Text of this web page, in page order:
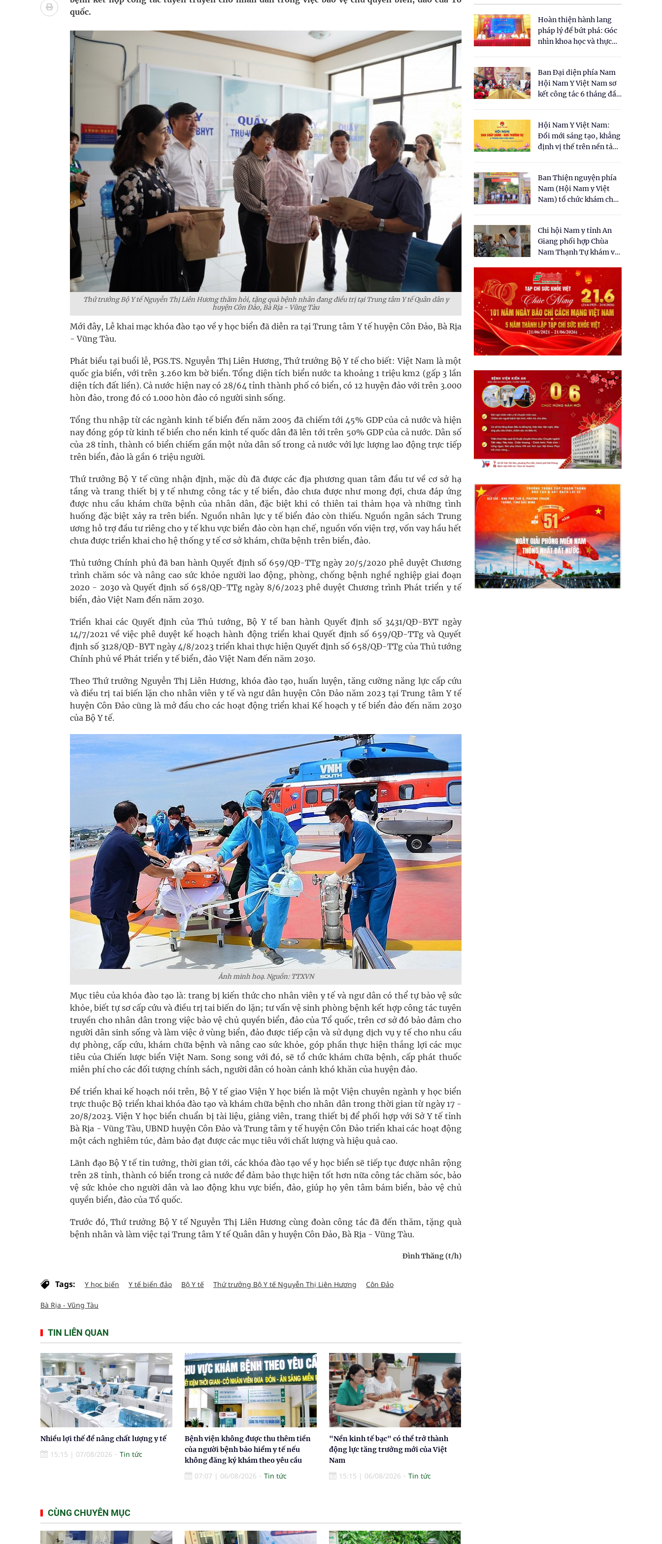
Nhiều lợi thế để nâng chất lượng y tế
Tầm soát sớm ung thư vú giúp cứu sống hàng nghìn phụ nữ mỗi năm
Giải pháp nâng cao thị lực thời hiện đại
quốc.
Thứ trưởng Bộ Y tế Nguyễn Thị Liên Hương thăm hỏi, tặng quà bệnh nhân đang điều trị tại Trung tâm Y tế Quân dân y
huyện Côn Đảo, Bà Rịa - Vũng Tàu
Mới đây, Lễ khai mạc khóa đào tạo về y học biển đã diễn ra tại Trung tâm Y tế huyện Côn Đảo, Bà Rịa
- Vũng Tàu.
Phát biểu tại buổi lễ, PGS.TS. Nguyễn Thị Liên Hương, Thứ trưởng Bộ Y tế cho biết: Việt Nam là một
quốc gia biển, với trên 3.260 km bờ biển. Tổng diện tích biển nước ta khoảng 1 triệu km2 (gấp 3 lần
diện tích đất liền). Cả nước hiện nay có 28/64 tỉnh thành phố có biển, có 12 huyện đảo với trên 3.000
hòn đảo, trong đó có 1.000 hòn đảo có người sinh sống.
Tổng thu nhập từ các ngành kinh tế biển đến năm 2005 đã chiếm tới 45% GDP của cả nước và hiện
nay đóng góp từ kinh tế biển cho nền kinh tế quốc dân đã lên tới trên 50% GDP của cả nước. Dân số
của 28 tỉnh, thành có biển chiếm gần một nửa dân số trong cả nước với lực lượng lao động trực tiếp
trên biển, đảo là gần 6 triệu người.
Thứ trưởng Bộ Y tế cũng nhận định, mặc dù đã được các địa phương quan tâm đầu tư về cơ sở hạ
tầng và trang thiết bị y tế nhưng công tác y tế biển, đảo chưa được như mong đợi, chưa đáp ứng
được nhu cầu khám chữa bệnh của nhân dân, đặc biệt khi có thiên tai thảm họa và những tình
huống đặc biệt xảy ra trên biển. Nguồn nhân lực y tế biển đảo còn thiếu. Nguồn ngân sách Trung
ương hỗ trợ đầu tư riêng cho y tế khu vực biển đảo còn hạn chế, nguồn vốn viện trợ, vốn vay hầu hết
chưa được triển khai cho hệ thống y tế cơ sở khám, chữa bệnh trên biển, đảo.
Thủ tướng Chính phủ đã ban hành Quyết định số 659/QĐ-TTg ngày 20/5/2020 phê duyệt Chương
trình chăm sóc và nâng cao sức khỏe người lao động, phòng, chống bệnh nghề nghiệp giai đoạn
2020 - 2030 và Quyết định số 658/QĐ-TTg ngày 8/6/2023 phê duyệt Chương trình Phát triển y tế
biển, đảo Việt Nam đến năm 2030.
Triển khai các Quyết định của Thủ tướng, Bộ Y tế ban hành Quyết định số 3431/QĐ-BYT ngày
14/7/2021 về việc phê duyệt kế hoạch hành động triển khai Quyết định số 659/QĐ-TTg và Quyết
định số 3128/QĐ-BYT ngày 4/8/2023 triển khai thực hiện Quyết định số 658/QĐ-TTg của Thủ tướng
Chính phủ về Phát triển y tế biển, đảo Việt Nam đến năm 2030.
Theo Thứ trưởng Nguyễn Thị Liên Hương, khóa đào tạo, huấn luyện, tăng cường năng lực cấp cứu
và điều trị tai biến lặn cho nhân viên y tế và ngư dân huyện Côn Đảo năm 2023 tại Trung tâm Y tế
huyện Côn Đảo cũng là mở đầu cho các hoạt động triển khai Kế hoạch y tế biển đảo đến năm 2030
của Bộ Y tế.
Ảnh minh hoạ. Nguồn: TTXVN
Mục tiêu của khóa đào tạo là: trang bị kiến thức cho nhân viên y tế và ngư dân có thể tự bảo vệ sức
khỏe, biết tự sơ cấp cứu và điều trị tai biến do lặn; tư vấn vệ sinh phòng bệnh kết hợp công tác tuyên
truyền cho nhân dân trong việc bảo vệ chủ quyền biển, đảo của Tổ quốc, trên cơ sở đó bảo đảm cho
người dân sinh sống và làm việc ở vùng biển, đảo được tiếp cận và sử dụng dịch vụ y tế cho nhu cầu
dự phòng, cấp cứu, khám chữa bệnh và nâng cao sức khỏe, góp phần thực hiện thắng lợi các mục
tiêu của Chiến lược biển Việt Nam. Song song với đó, sẽ tổ chức khám chữa bệnh, cấp phát thuốc
miễn phí cho các đối tượng chính sách, người dân có hoàn cảnh khó khăn của huyện đảo.
Để triển khai kế hoạch nói trên, Bộ Y tế giao Viện Y học biển là một Viện chuyên ngành y học biển
trực thuộc Bộ triển khai khóa đào tạo và khám chữa bệnh cho nhân dân trong thời gian từ ngày 17 -
20/8/2023. Viện Y học biển chuẩn bị tài liệu, giảng viên, trang thiết bị để phối hợp với Sở Y tế tỉnh
Bà Rịa - Vũng Tàu, UBND huyện Côn Đảo và Trung tâm y tế huyện Côn Đảo triển khai các hoạt động
một cách nghiêm túc, đảm bảo đạt được các mục tiêu với chất lượng và hiệu quả cao.
Lãnh đạo Bộ Y tế tin tưởng, thời gian tới, các khóa đào tạo về y học biển sẽ tiếp tục được nhân rộng
trên 28 tỉnh, thành có biển trong cả nước để đảm bảo thực hiện tốt hơn nữa công tác chăm sóc, bảo
vệ sức khỏe cho người dân và lao động khu vực biển, đảo, giúp họ yên tâm bám biển, bảo vệ chủ
quyền biển, đảo của Tổ quốc.
Trước đó, Thứ trưởng Bộ Y tế Nguyễn Thị Liên Hương cùng đoàn công tác đã đến thăm, tặng quà
bệnh nhân và làm việc tại Trung tâm Y tế Quân dân y huyện Côn Đảo, Bà Rịa - Vũng Tàu.
Đình Thăng (t/h)
Tags: Y học biển Y tế biển đảo Bộ Y tế Thứ trưởng Bộ Y tế Nguyễn Thị Liên Hương Côn Đảo
Bà Rịa - Vũng Tàu
TIN LIÊN QUAN
Nhiều lợi thế để nâng chất lượng y tế
15:15 | 07/08/2026 Tin tức
Bệnh viện không được thu thêm tiền
của người bệnh bảo hiểm y tế nếu
không đăng ký khám theo yêu cầu
07:07 | 06/08/2026 Tin tức
"Nền kinh tế bạc" có thể trở thành
động lực tăng trưởng mới của Việt
Nam
15:15 | 06/08/2026 Tin tức
CÙNG CHUYÊN MỤC
Hoàn thiện hành lang
pháp lý để bứt phá: Góc
nhìn khoa học và thực
cho Luật Y dược cổ
truyền Việt Nam"
Ban Đại diện phía Nam
Hội Nam Y Việt Nam sơ
kết công tác 6 tháng đầu
Hội Nam Y Việt Nam:
Đổi mới sáng tạo, khẳng
định vị thế trên nền tảng
Ban Thiện nguyện phía
Nam (Hội Nam y Việt
Nam) tổ chức khám chữa
dân tại xã Tân Tập
Chi hội Nam y tỉnh An
Giang phối hợp Chùa
Nam Thạnh Tự khám và
nhân dân